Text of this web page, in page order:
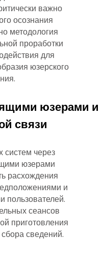
важно
осознания
методология
проработки
для
юзерского
юзерами и
связи
систем через
юзерами
расхождения
и
пользователей.
сеансов
приготовления
сведений.